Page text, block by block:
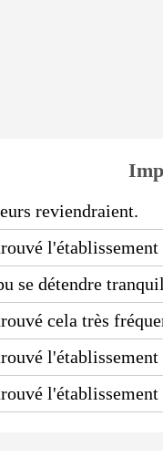
reviendraient.
se détendre
cela très
l'établissement